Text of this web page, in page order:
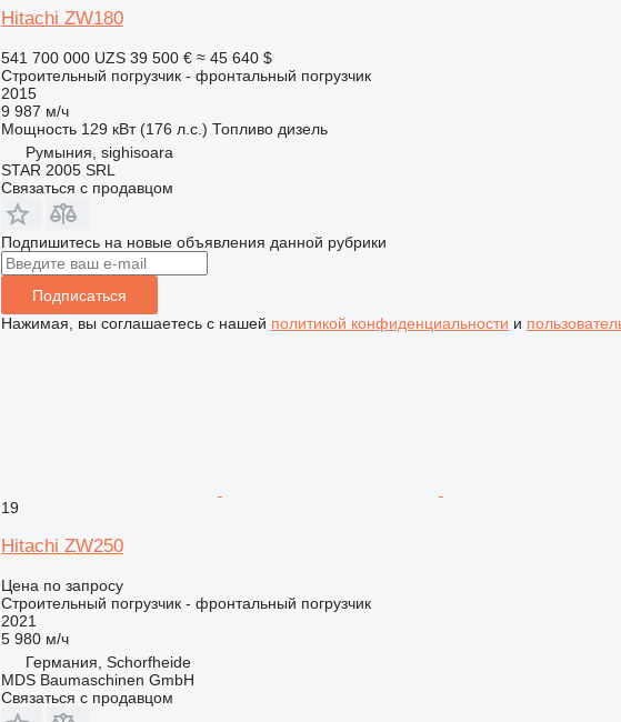
Hitachi ZW180
541 700 000 UZS 39 500 € ≈ 45 640 $
Строительный погрузчик - фронтальный погрузчик
2015
9 987 м/ч
Мощность 129 кВт (176 л.с.) Топливо дизель
Румыния, sighisoara
STAR 2005 SRL
Связаться с продавцом
Подпишитесь на новые объявления данной рубрики
Подписаться
Нажимая, вы соглашаетесь с нашей политикой конфиденциальности и
19
Hitachi ZW250
Цена по запросу
Строительный погрузчик - фронтальный погрузчик
2021
5 980 м/ч
Германия, Schorfheide
MDS Baumaschinen GmbH
Связаться с продавцом